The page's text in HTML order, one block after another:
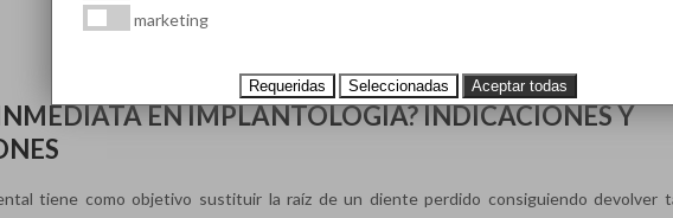
EN IMPLANTOLOGÍA? INDICACIONES Y
tiene como objetivo sustituir la raíz de un diente perdido consiguiendo devolver
marketing
Requeridas Seleccionadas Aceptar todas